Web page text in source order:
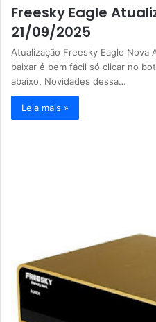
Freesky Eagle
21/09/2025
Atualização Freesky Eagle Nova
baixar é bem fácil só clicar no
abaixo. Novidades dessa…
Leia mais »